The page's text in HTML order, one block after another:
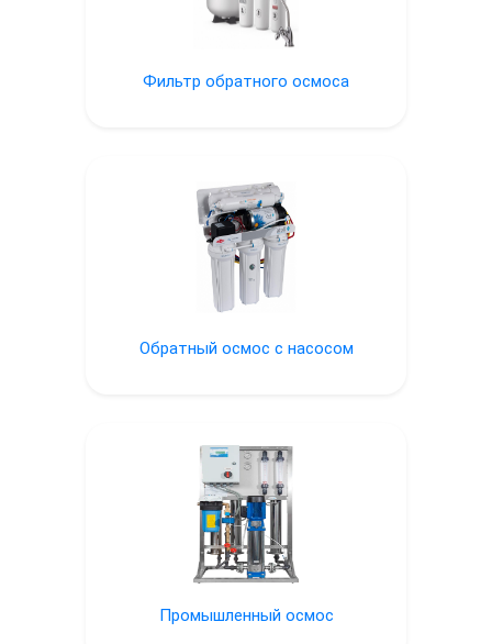
Фильтр обратного осмоса
Обратный осмос с насосом
Промышленный осмос